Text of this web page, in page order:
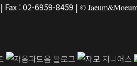
Fax : 02-6959-8459 | ©